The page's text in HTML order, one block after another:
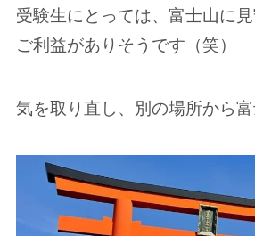
受験生にとっては、富士山に
ご利益がありそうです（笑）
気を取り直し、別の場所から富